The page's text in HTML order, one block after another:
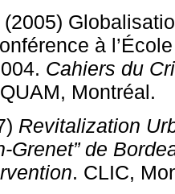
à
Cahiers du
Montréal.
Revitalization
Grenet” de
. CLIC,